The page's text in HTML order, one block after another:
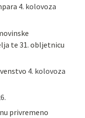
4. kolovoza
te 31. obljetnicu
4. kolovoza
privremeno